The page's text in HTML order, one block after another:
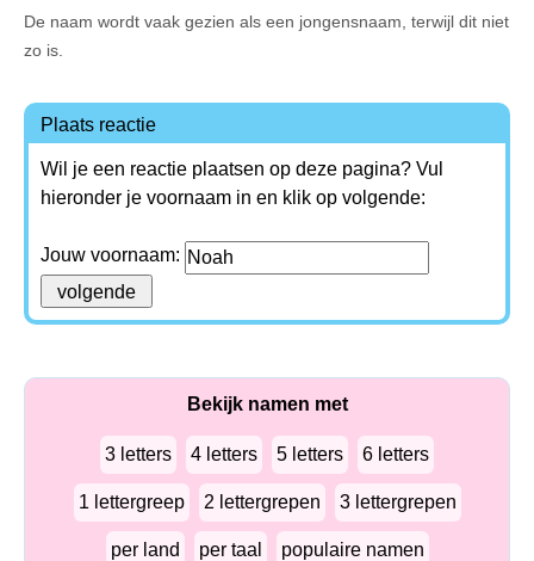
De naam wordt vaak gezien als een jongensnaam, terwijl dit niet
zo is.
Plaats reactie
Wil je een reactie plaatsen op deze pagina? Vul
hieronder je voornaam in en klik op volgende:
Jouw voornaam:
Bekijk namen met
3 letters 4 letters 5 letters 6 letters
1 lettergreep 2 lettergrepen 3 lettergrepen
per land per taal populaire namen